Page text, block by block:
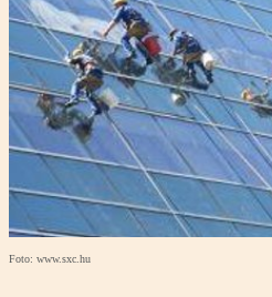
Foto: www.sxc.hu